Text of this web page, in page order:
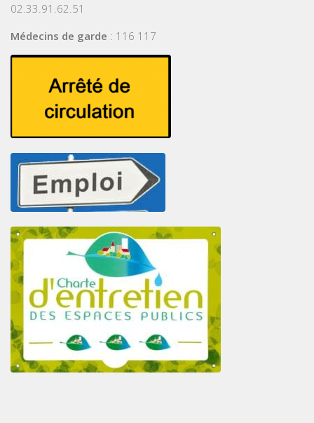
02.33.91.62.51
Médecins de garde : 116 117